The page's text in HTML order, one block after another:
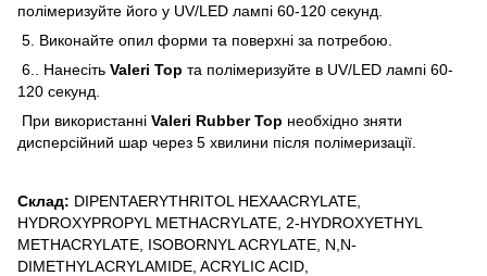
полімеризуйте його у UV/LED лампі 60-120 секунд.
5. Виконайте опил форми та поверхні за потребою.
6.. Нанесіть Valeri Top та полімеризуйте в UV/LED лампі 60-
120 секунд.
При використанні Valeri Rubber Top необхідно зняти
дисперсійний шар через 5 хвилини після полімеризації.
Склад: DIPENTAERYTHRITOL HEXAACRYLATE,
HYDROXYPROPYL METHACRYLATE, 2-HYDROXYETHYL
METHACRYLATE, ISOBORNYL ACRYLATE, N,N-
DIMETHYLACRYLAMIDE, ACRYLIC ACID,